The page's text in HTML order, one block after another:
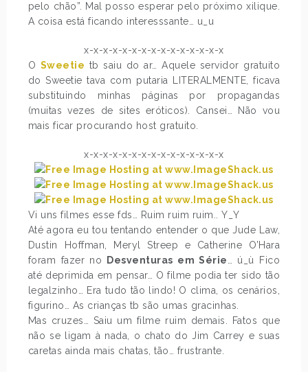
pelo chão”. Mal posso esperar pelo próximo xilique.
A coisa está ficando interesssante… u_u
x-x-x-x-x-x-x-x-x-x-x-x-x-x-x
O Sweetie tb saiu do ar… Aquele servidor gratuito
do Sweetie tava com putaria LITERALMENTE, ficava
substituindo minhas páginas por propagandas
(muitas vezes de sites eróticos). Cansei… Não vou
mais ficar procurando host gratuito.
x-x-x-x-x-x-x-x-x-x-x-x-x-x-x
Vi uns filmes esse fds… Ruim ruim ruim.. Y_Y
Até agora eu tou tentando entender o que Jude Law,
Dustin Hoffman, Meryl Streep e Catherine O’Hara
foram fazer no
Desventuras em Série
… ú_ù Fico
até deprimida em pensar… O filme podia ter sido tão
legalzinho… Era tudo tão lindo! O clima, os cenários,
figurino… As crianças tb são umas gracinhas.
Mas cruzes… Saiu um filme ruim demais. Fatos que
não se ligam à nada, o chato do Jim Carrey e suas
caretas ainda mais chatas, tão… frustrante.